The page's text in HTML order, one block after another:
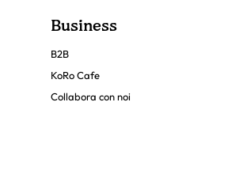
Business
B2B
KoRo Cafe
Collabora con noi